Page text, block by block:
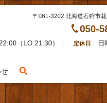
〒061-3202 北海道石狩市
050-
（LO 21:30） 定休日 日